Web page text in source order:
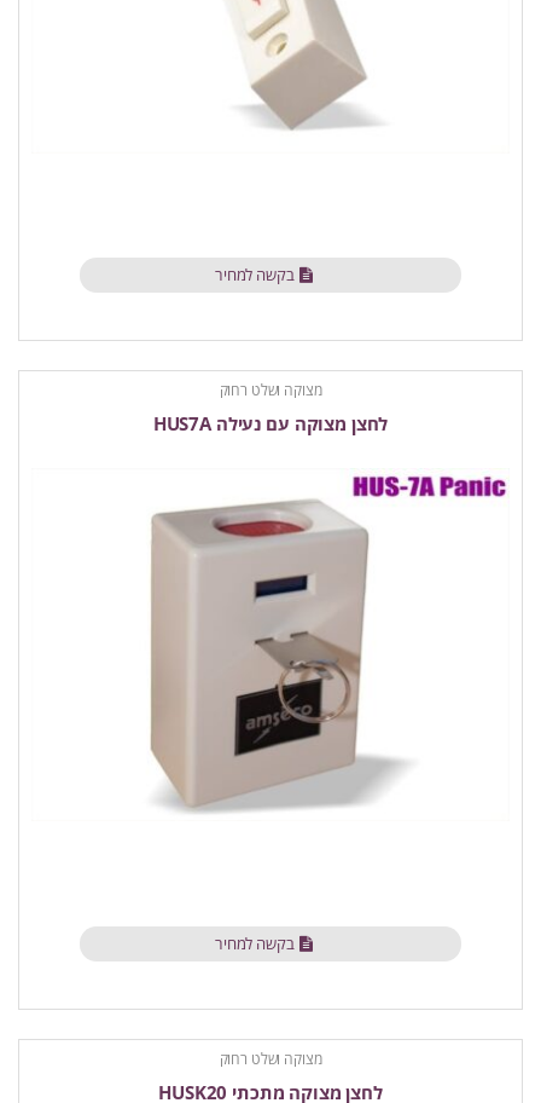
בקשה למחיר
מצוקה ושלט רחוק
לחצן מצוקה עם נעילה HUS7A
בקשה למחיר
מצוקה ושלט רחוק
לחצן מצוקה מתכתי HUSK20